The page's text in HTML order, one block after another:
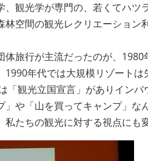
観光学が専門の、若くてハツ
空間の観光レクリエーション
旅行が主流だったのが、
年代では大規模リゾート
「観光立国宣言」がありイン
や「山を買ってキャンプ」な
たちの観光に対する視点にも